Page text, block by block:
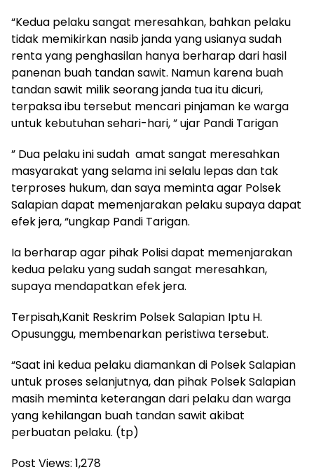
“Kedua pelaku sangat meresahkan, bahkan pelaku
tidak memikirkan nasib janda yang usianya sudah
renta yang penghasilan hanya berharap dari hasil
panenan buah tandan sawit. Namun karena buah
tandan sawit milik seorang janda tua itu dicuri,
terpaksa ibu tersebut mencari pinjaman ke warga
untuk kebutuhan sehari-hari, ” ujar Pandi Tarigan
” Dua pelaku ini sudah amat sangat meresahkan
masyarakat yang selama ini selalu lepas dan tak
terproses hukum, dan saya meminta agar Polsek
Salapian dapat memenjarakan pelaku supaya dapat
efek jera, “ungkap Pandi Tarigan.
Ia berharap agar pihak Polisi dapat memenjarakan
kedua pelaku yang sudah sangat meresahkan,
supaya mendapatkan efek jera.
Terpisah,Kanit Reskrim Polsek Salapian Iptu H.
Opusunggu, membenarkan peristiwa tersebut.
“Saat ini kedua pelaku diamankan di Polsek Salapian
untuk proses selanjutnya, dan pihak Polsek Salapian
masih meminta keterangan dari pelaku dan warga
yang kehilangan buah tandan sawit akibat
perbuatan pelaku. (tp)
Post Views: 1,278